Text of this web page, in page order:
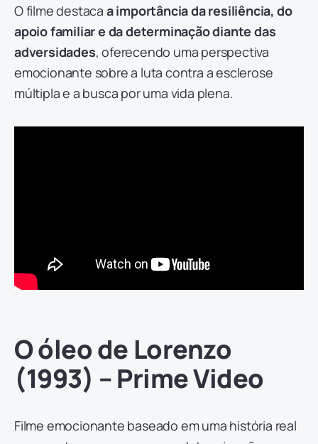
O filme destaca a importância da resiliência, do
apoio familiar e da determinação diante das
adversidades, oferecendo uma perspectiva
emocionante sobre a luta contra a esclerose
múltipla e a busca por uma vida plena.
O óleo de Lorenzo
(1993) – Prime Video
Filme emocionante baseado em uma história real